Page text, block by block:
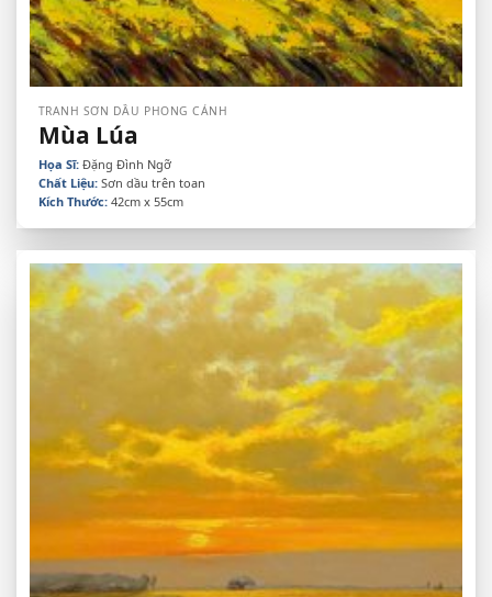
TRANH SƠN DẦU PHONG CẢNH
Mùa Lúa
Họa Sĩ:Đặng Đình Ngỡ
Chất Liệu:Sơn dầu trên toan
Kích Thước:42cm x 55cm